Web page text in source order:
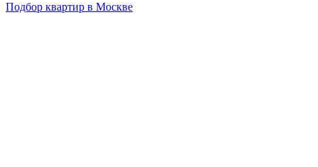
Подбор квартир в Москве